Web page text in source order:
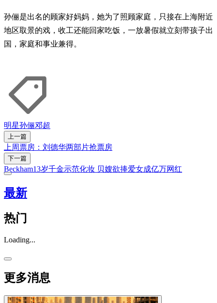
孙俪是出名的顾家好妈妈，她为了照顾家庭，只接在上海附近
地区取景的戏，收工还能回家吃饭，一放暑假就立刻带孩子出
国，家庭和事业兼得。
明星孙俪邓超
上一篇
上周票房：刘德华两部片抢票房
下一篇
Beckham13岁千金示范化妆 贝嫂欲捧爱女成亿万网红
最新
热门
Loading...
更多消息